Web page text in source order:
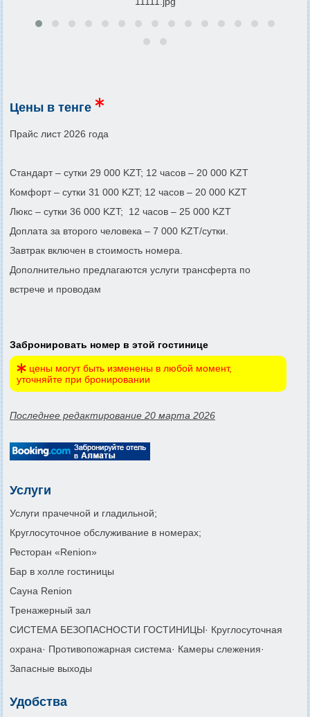
Цены в тенге
Прайс лист 2026 года
Стандарт – сутки 29 000 KZT; 12 часов – 20 000 KZT
Комфорт – сутки 31 000 KZT; 12 часов – 20 000 KZT
Люкс – сутки 36 000 KZT; 12 часов – 25 000 KZT
Доплата за второго человека – 7 000 KZT/сутки.
Завтрак включен в стоимость номера.
Дополнительно предлагаются услуги трансферта по
встрече и проводам
Забронировать номер в этой гостинице
цены могут быть изменены в любой момент,
уточняйте при бронировании
Последнее редактирование 20 марта 2026
Услуги
Услуги прачечной и гладильной;
Круглосуточное обслуживание в номерах;
Ресторан «Renion»
Бар в холле гостиницы
Сауна Renion
Тренажерный зал
СИСТЕМА БЕЗОПАСНОСТИ ГОСТИНИЦЫ· Круглосуточная
охрана· Противопожарная система· Камеры слежения·
Запасные выходы
Удобства